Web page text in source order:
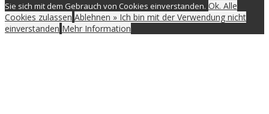
Sie sich mit dem Gebrauch von Cookies einverstanden. Ok. Alle
Cookies zulassen Ablehnen » Ich bin mit der Verwendung nicht
einverstanden Mehr Information